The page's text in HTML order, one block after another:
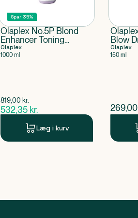
Spar 35%
Olaplex No.5P Blond
Enhancer Toning
Conditioner Purple
Olaplex
1000 ml
$gammel pris
819,00kr.
Spar 286,65 kr.
$nuværende pris
532,35 kr.
Læg i kurv
Blow
Olaplex
150 ml
$
269,00